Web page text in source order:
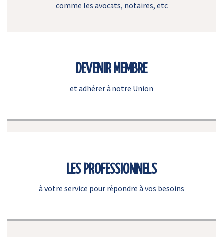
comme les avocats, notaires, etc
DEVENIR MEMBRE
et adhérer à notre Union
LES PROFESSIONNELS
à votre service pour répondre à vos besoins